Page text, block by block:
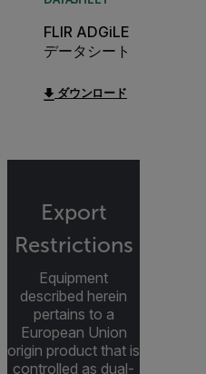
FLIR ADGiLE
データシート
ダウンロード
Export
Restrictions
Equipment
described herein
pertains to a
European Union
origin product that is
controlled as dual-